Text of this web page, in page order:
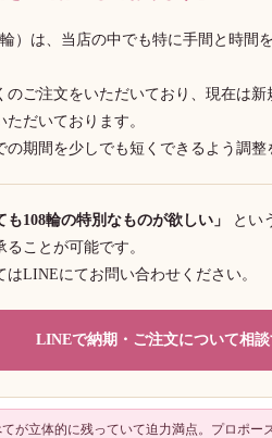
）は、当店の中でも特に手間と時間
のご注文をいただいており、現在は
だいております。
の期間を少しでも短くできるよう調整
も108輪の特別なものが欲しい」
とい
ことが可能です。
はLINEにてお問い合わせください。
LINEで納期・ご注文について相談
が立体的に残っていて迫力満点。プロポー